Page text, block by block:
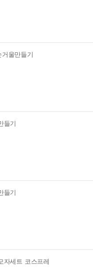
울만들기
들기
들기
자세트 코스프레